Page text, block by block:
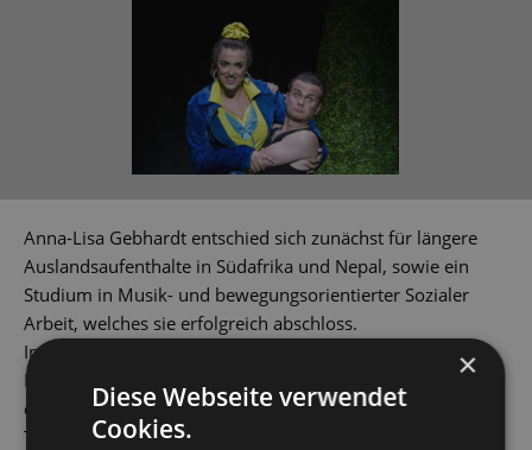
Anna-Lisa Gebhardt entschied sich zunächst für längere
Auslandsaufenthalte in Südafrika und Nepal, sowie ein
Studium in Musik- und bewegungsorientierter Sozialer
Arbeit, welches sie erfolgreich abschloss.
Im Anschluss begann sie ihr Gesangsstudium an der
Musikhochschule Münster bei Prof. Ines Krome und setzte
dieses an der Hochschule für Musik Detmold bei Eeva
Tenkanen fort. Sie absolvierte ihren Master an der
×
Diese Webseite verwendet
Cookies.